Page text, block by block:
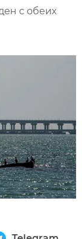
с обеих